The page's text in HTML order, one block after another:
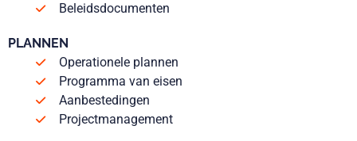
Beleidsdocumenten
PLANNEN
Operationele plannen
Programma van eisen
Aanbestedingen
Projectmanagement